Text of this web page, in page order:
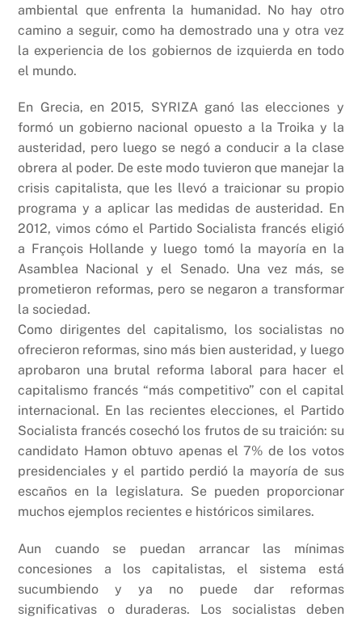
ambiental que enfrenta la humanidad. No hay otro
camino a seguir, como ha demostrado una y otra vez
la experiencia de los gobiernos de izquierda en todo
el mundo.
En Grecia, en 2015, SYRIZA ganó las elecciones y
formó un gobierno nacional opuesto a la Troika y la
austeridad, pero luego se negó a conducir a la clase
obrera al poder. De este modo tuvieron que manejar la
crisis capitalista, que les llevó a traicionar su propio
programa y a aplicar las medidas de austeridad. En
2012, vimos cómo el Partido Socialista francés eligió
a François Hollande y luego tomó la mayoría en la
Asamblea Nacional y el Senado. Una vez más, se
prometieron reformas, pero se negaron a transformar
la sociedad.
Como dirigentes del capitalismo, los socialistas no
ofrecieron reformas, sino más bien austeridad, y luego
aprobaron una brutal reforma laboral para hacer el
capitalismo francés “más competitivo” con el capital
internacional. En las recientes elecciones, el Partido
Socialista francés cosechó los frutos de su traición: su
candidato Hamon obtuvo apenas el 7% de los votos
presidenciales y el partido perdió la mayoría de sus
escaños en la legislatura. Se pueden proporcionar
muchos ejemplos recientes e históricos similares.
Aun cuando se puedan arrancar las mínimas
concesiones a los capitalistas, el sistema está
sucumbiendo y ya no puede dar reformas
significativas o duraderas. Los socialistas deben